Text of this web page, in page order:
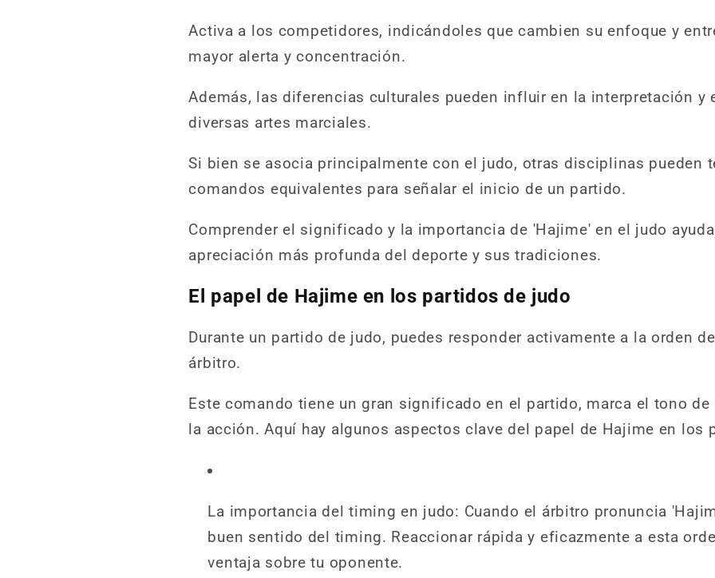
Activa a los competidores, indicándoles que cambien su enfoque y
mayor alerta y concentración.
Además, las diferencias culturales pueden influir en la interpretación y
diversas artes marciales.
Si bien se asocia principalmente con el judo, otras disciplinas pueden
comandos equivalentes para señalar el inicio de un partido.
Comprender el significado y la importancia de 'Hajime' en el judo
apreciación más profunda del deporte y sus tradiciones.
El papel de Hajime en los partidos de judo
Durante un partido de judo, puedes responder activamente a la orden
árbitro.
Este comando tiene un gran significado en el partido, marca el tono
la acción. Aquí hay algunos aspectos clave del papel de Hajime en los
La importancia del timing en judo: Cuando el árbitro pronuncia
buen sentido del timing. Reaccionar rápida y eficazmente a esta
ventaja sobre tu oponente.